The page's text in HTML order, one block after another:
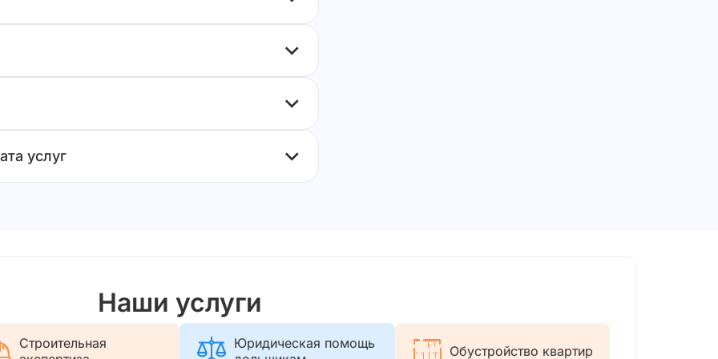
услуг
Наши услуги
Строительная
Юридическая помощь
Обустройство квартир